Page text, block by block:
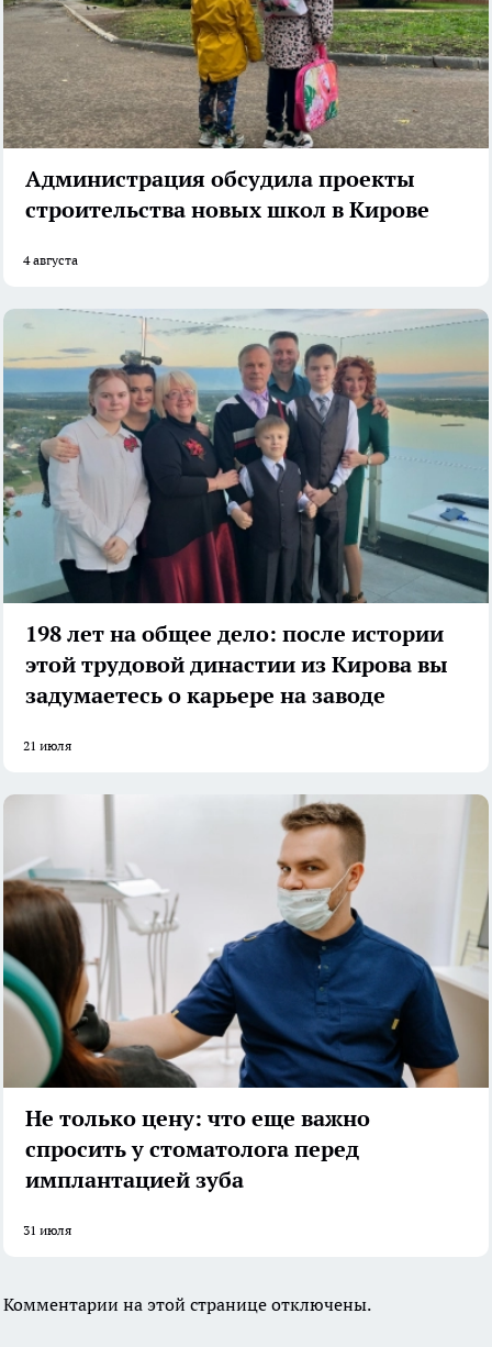
Администрация обсудила проекты
строительства новых школ в Кирове
4 августа
198 лет на общее дело: после истории
этой трудовой династии из Кирова вы
задумаетесь о карьере на заводе
21 июля
Не только цену: что еще важно
спросить у стоматолога перед
имплантацией зуба
31 июля
Комментарии на этой странице отключены.